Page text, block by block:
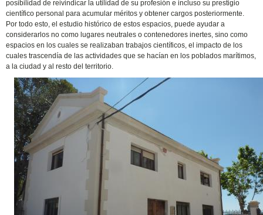
posibilidad de reivindicar la utilidad de su profesión e incluso su prestigio
científico personal para acumular méritos y obtener cargos posteriormente.
Por todo esto, el estudio histórico de estos espacios, puede ayudar a
considerarlos no como lugares neutrales o contenedores inertes, sino como
espacios en los cuales se realizaban trabajos científicos, el impacto de los
cuales trascendía de las actividades que se hacían en los poblados marítimos,
a la ciudad y al resto del territorio.